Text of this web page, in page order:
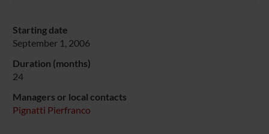
Starting date
September 1, 2006
Duration (months)
24
Managers or local contacts
Pignatti Pierfranco